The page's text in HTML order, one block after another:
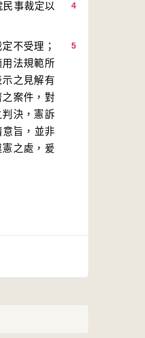
4
民事裁定以
5
不受理；
法規範所
之見解有
案件，對
決，憲訴
旨，並非
之處，爰